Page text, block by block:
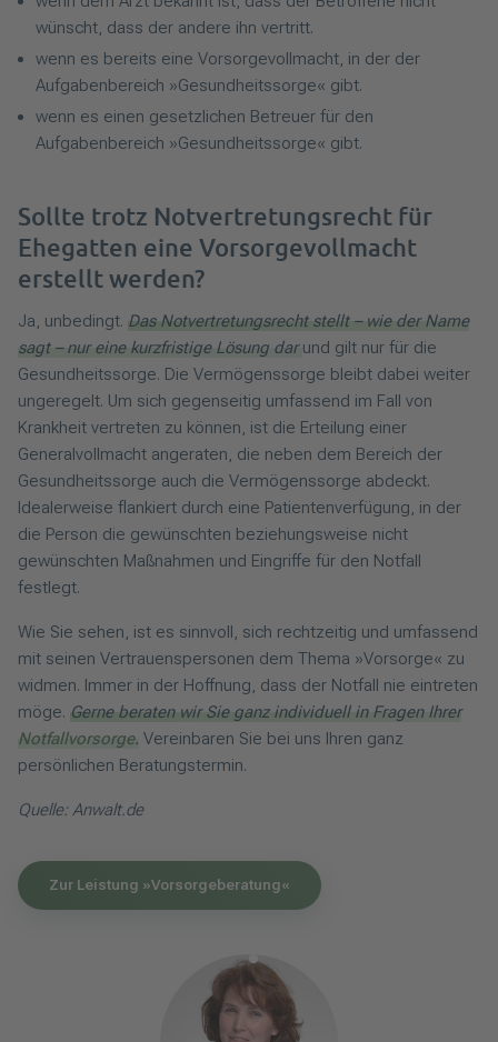
wünscht, dass der andere ihn vertritt.
wenn es bereits eine Vorsorgevollmacht, in der der
Aufgabenbereich »Gesundheitssorge« gibt.
wenn es einen gesetzlichen Betreuer für den
Aufgabenbereich »Gesundheitssorge« gibt.
Sollte trotz Notvertretungsrecht für
Ehegatten eine Vorsorgevollmacht
erstellt werden?
Ja, unbedingt. Das Notvertretungsrecht stellt – wie der Name
sagt – nur eine kurzfristige Lösung darund gilt nur für die
Gesundheitssorge. Die Vermögenssorge bleibt dabei weiter
ungeregelt. Um sich gegenseitig umfassend im Fall von
Krankheit vertreten zu können, ist die Erteilung einer
Generalvollmacht angeraten, die neben dem Bereich der
Gesundheitssorge auch die Vermögenssorge abdeckt.
Idealerweise flankiert durch eine Patientenverfügung, in der
die Person die gewünschten beziehungsweise nicht
gewünschten Maßnahmen und Eingriffe für den Notfall
festlegt.
Wie Sie sehen, ist es sinnvoll, sich rechtzeitig und umfassend
mit seinen Vertrauenspersonen dem Thema »Vorsorge« zu
widmen. Immer in der Hoffnung, dass der Notfall nie eintreten
möge. Gerne beraten wir Sie ganz individuell in Fragen Ihrer
Notfallvorsorge. Vereinbaren Sie bei uns Ihren ganz
persönlichen Beratungstermin.
Quelle: Anwalt.de
Zur Leistung »Vorsorgeberatung«